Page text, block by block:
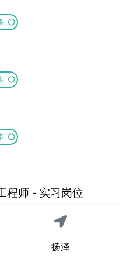
程师 - 实习岗位
扬泽